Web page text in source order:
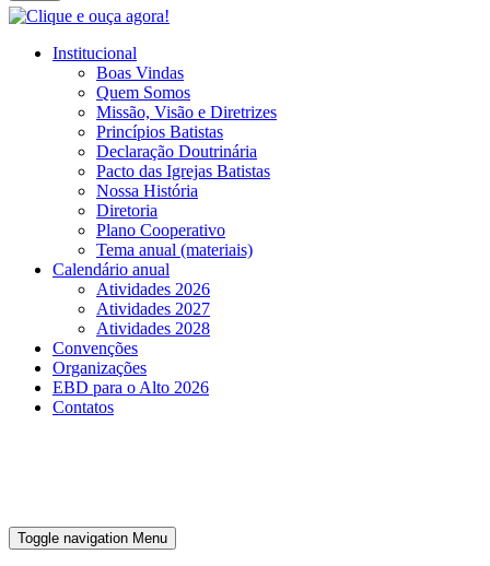
Institucional
Boas Vindas
Quem Somos
Missão, Visão e Diretrizes
Princípios Batistas
Declaração Doutrinária
Pacto das Igrejas Batistas
Nossa História
Diretoria
Plano Cooperativo
Tema anual (materiais)
Calendário anual
Atividades 2026
Atividades 2027
Atividades 2028
Convenções
Organizações
EBD para o Alto 2026
Contatos
Toggle navigation Menu